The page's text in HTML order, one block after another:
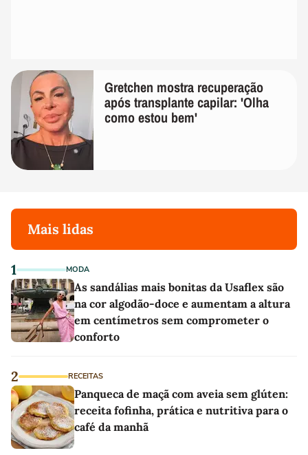
Gretchen mostra recuperação
após transplante capilar: 'Olha
como estou bem'
Mais lidas
1 MODA
As sandálias mais bonitas da Usaflex são
na cor algodão-doce e aumentam a altura
em centímetros sem comprometer o
conforto
2 RECEITAS
Panqueca de maçã com aveia sem glúten:
receita fofinha, prática e nutritiva para o
café da manhã